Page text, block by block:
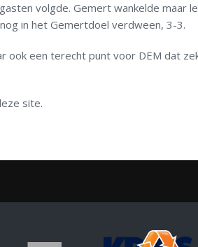
volgde. Gemert wankelde maar
in het Gemertdoel verdween, 3-3.
ook een terecht punt voor DEM dat
site.